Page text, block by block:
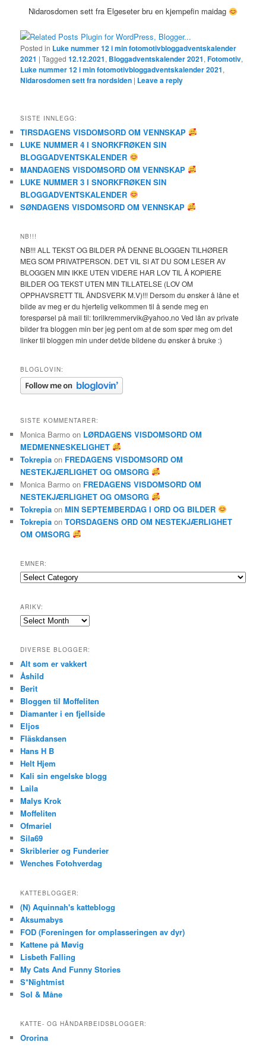
Nidarosdomen sett fra Elgeseter bru en kjempefin maidag
Posted in Luke nummer 12 i min fotomotivbloggadventskalender
2021 |Tagged 12.12.2021, Bloggadventskalender 2021,Fotomotiv,
Luke nummer 12 i min fotomotivbloggadventskalender 2021,
Nidarosdomen sett fra nordsiden | Leave a reply
SISTE INNLEGG:
TIRSDAGENS VISDOMSORD OM VENNSKAP
LUKE NUMMER 4 I SNORKFRØKEN SIN
BLOGGADVENTSKALENDER
MANDAGENS VISDOMSORD OM VENNSKAP
LUKE NUMMER 3 I SNORKFRØKEN SIN
BLOGGADVENTSKALENDER
SØNDAGENS VISDOMSORD OM VENNSKAP
NB!!!
NB!!! ALL TEKST OG BILDER PÅ DENNE BLOGGEN TILHØRER
MEG SOM PRIVATPERSON. DET VIL SI AT DU SOM LESER AV
BLOGGEN MIN IKKE UTEN VIDERE HAR LOV TIL Å KOPIERE
BILDER OG TEKST UTEN MIN TILLATELSE (LOV OM
OPPHAVSRETT TIL ÅNDSVERK M.V)!!! Dersom du ønsker å låne et
bilde av meg er du hjertelig velkommen til å sende meg en
forespørsel på mail til: torilkremmervik@yahoo.no Ved lån av private
bilder fra bloggen min ber jeg pent om at de som spør meg om det
linker til bloggen min under det/de bildene du ønsker å bruke :)
BLOGLOVIN:
SISTE KOMMENTARER:
Monica Barmo on LØRDAGENS VISDOMSORD OM
MEDMENNESKELIGHET
Tokrepia on FREDAGENS VISDOMSORD OM
NESTEKJÆRLIGHET OG OMSORG
Monica Barmo on FREDAGENS VISDOMSORD OM
NESTEKJÆRLIGHET OG OMSORG
Tokrepia onMIN SEPTEMBERDAG I ORD OG BILDER
Tokrepia onTORSDAGENS ORD OM NESTEKJÆRLIGHET
OM OMSORG
EMNER:
Emner:
ARIKV:
Arikv:
DIVERSE BLOGGER:
Alt som er vakkert
Åshild
Berit
Bloggen til Moffeliten
Diamanter i en fjellside
Eljos
Fläskdansen
Hans H B
Helt Hjem
Kali sin engelske blogg
Laila
Malys Krok
Moffeliten
Ofmariel
Sila69
Skriblerier og Funderier
Wenches Fotohverdag
KATTEBLOGGER:
(N) Aquinnah's katteblogg
Aksumabys
FOD (Foreningen for omplasseringen av dyr)
Kattene på Møvig
Lisbeth Falling
My Cats And Funny Stories
S*Nightmist
Sol & Måne
KATTE- OG HÅNDARBEIDSBLOGGER:
Ororina